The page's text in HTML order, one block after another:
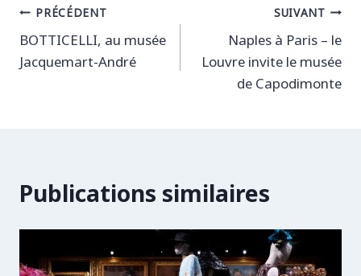
Navigation
de
PRÉCÉDENT
BOTTICELLI, au musée
Jacquemart-André
SUIVANT
Naples à Paris – le
Louvre invite le musée
de Capodimonte
Publications similaires